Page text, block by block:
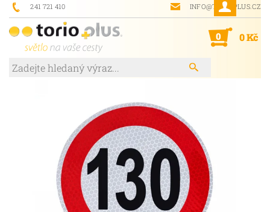
241 721 410 INFO@TORIOPLUS.CZ
0 0 Kč